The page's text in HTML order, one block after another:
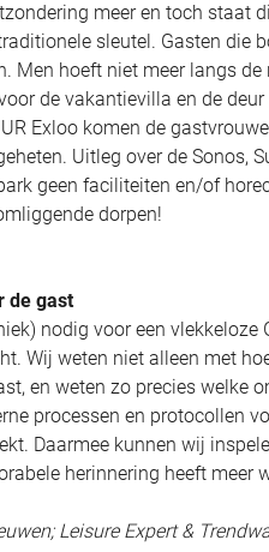
meer en toch staat
sleutel. Gasten die
Men hoeft niet meer langs
de vakantievilla en de
Exloo komen de
Uitleg over de Sonos,
geen faciliteiten en/of
dorpen!
de gast
nodig voor een
Wij weten niet alleen met
en weten zo precies welke
processen en protocollen
Daarmee kunnen wij
herinnering heeft
Leisure Expert &